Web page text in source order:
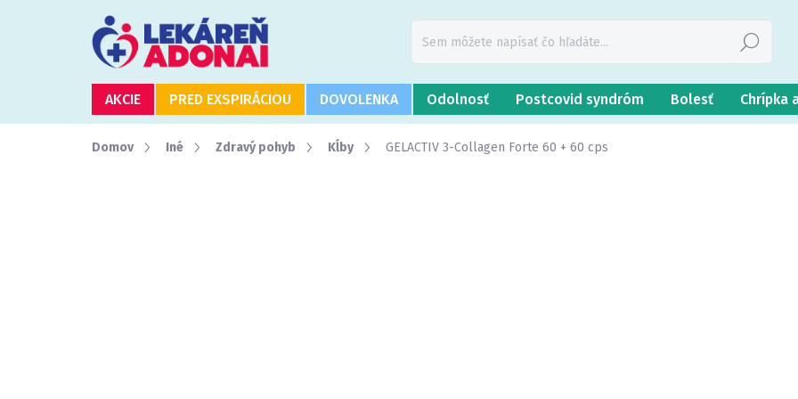
Hľadať
AKCIE PRED EXSPIRÁCIOU DOVOLENKA Odolnosť Postcovid syndróm Bolesť Chrípka
Domov Iné Zdravý pohyb Kĺby GELACTIV 3-Collagen Forte 60 + 60 cps